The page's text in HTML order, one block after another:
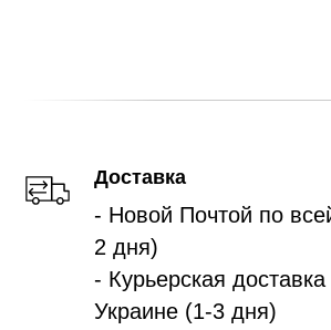
Доставка
- Новой Почтой по
2 дня)
- Курьерская
Украине (1-3 дня)